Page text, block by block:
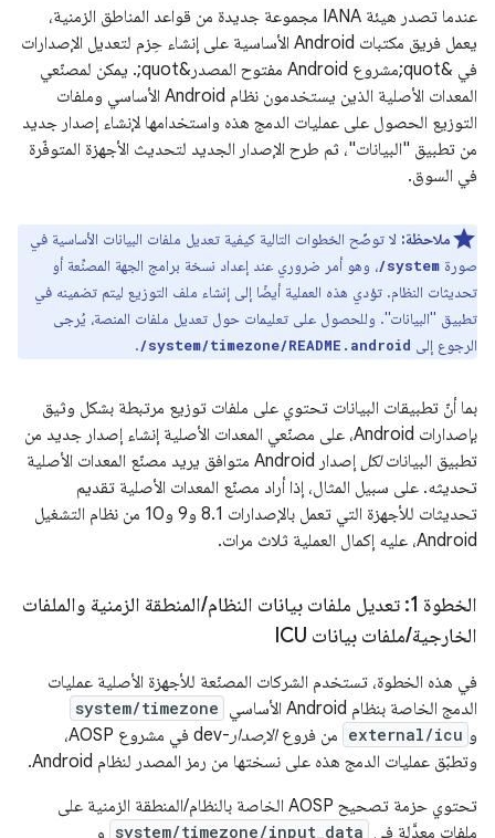
عندما تصدر هيئة IANA مجموعة جديدة من قواعد المناطق الزمنية،
يعمل فريق مكتبات Android الأساسية على إنشاء حِزم لتعديل الإصدارات
في &quot;مشروع Android مفتوح المصدر&quot;. يمكن لمصنّعي
المعدات الأصلية الذين يستخدمون نظام Android الأساسي وملفات
التوزيع الحصول على عمليات الدمج هذه واستخدامها لإنشاء إصدار جديد
من تطبيق "البيانات"، ثم طرح الإصدار الجديد لتحديث الأجهزة المتوفّرة
في السوق.
ملاحظة: لا توضّح الخطوات التالية كيفية تعديل ملفات البيانات الأساسية في
صورة /system، وهو أمر ضروري عند إعداد نسخة برامج الجهة المصنِّعة أو
تحديثات النظام. تؤدي هذه العملية أيضًا إلى إنشاء ملف التوزيع ليتم تضمينه في
تطبيق "البيانات". وللحصول على تعليمات حول تعديل ملفات المنصة، يُرجى
الرجوع إلى /system/timezone/README.android
.
بما أنّ تطبيقات البيانات تحتوي على ملفات توزيع مرتبطة بشكل وثيق
بإصدارات Android، على مصنّعي المعدات الأصلية إنشاء إصدار جديد من
تطبيق البياناتلكل
إصدار Android متوافق يريد مصنّع المعدات الأصلية
تحديثه. على سبيل المثال، إذا أراد مصنّع المعدات الأصلية تقديم
تحديثات للأجهزة التي تعمل بالإصدارات 8.1 و9 و10 من نظام التشغيل
Android، عليه إكمال العملية ثلاث مرات.
الخطوة 1: تعديل ملفات بيانات النظام /المنطقة الزمنية والملفات
الخارجية/ملفات بيانات ICU
في هذه الخطوة، تستخدم الشركات المصنّعة للأجهزة الأصلية عمليات
الدمج الخاصة بنظام Android الأساسي
system/timezone
و external/icu من فروعالإصدار
-dev في مشروع AOSP،
وتطبّق عمليات الدمج هذه على نسختها من رمز المصدر لنظام Android.
تحتوي حزمة تصحيح AOSP الخاصة بالنظام/المنطقة الزمنية على
ملفات معدَّلة في system/timezone/input_data و